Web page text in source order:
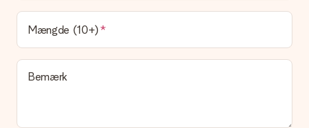
Hvilke leveringsmuligheder kan jeg vælge?
I øjeblikket er det ikke (endnu) muligt at vælge en
leveringsindstilling. Den gave, du vil bestille, sendes enten som
en pakke eller som postkasse levering. Vil du gerne vide
hvilken måde din ordre sendes på? Kontakt venligst vores
Mængde (10+)
Bemærk